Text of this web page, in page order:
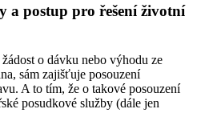
a postup pro řešení životní
o dávku nebo výhodu ze
sám zajišťuje posouzení
A to tím, že o takové posouzení
posudkové služby (dále jen